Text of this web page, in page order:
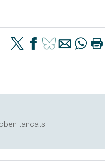
tancats